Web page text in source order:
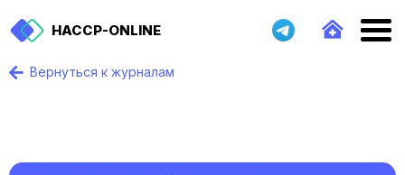
HACCP-ONLINE
Вернуться к журналам